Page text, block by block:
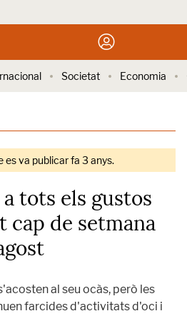
Societat Economia
es va publicar fa 3 anys.
tots els gustos
cap de setmana
al seu ocàs, però les
farcides d'activitats d'oci i